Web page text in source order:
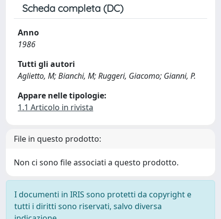
Scheda completa (DC)
Anno
1986
Tutti gli autori
Aglietto, M; Bianchi, M; Ruggeri, Giacomo; Gianni, P.
Appare nelle tipologie:
1.1 Articolo in rivista
File in questo prodotto:
Non ci sono file associati a questo prodotto.
I documenti in IRIS sono protetti da copyright e
tutti i diritti sono riservati, salvo diversa